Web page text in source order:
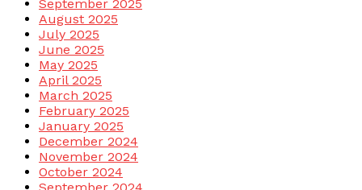
September 2025
August 2025
July 2025
June 2025
May 2025
April 2025
March 2025
February 2025
January 2025
December 2024
November 2024
October 2024